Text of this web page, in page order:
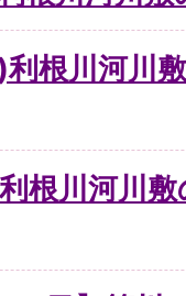
根川河川
根川河川